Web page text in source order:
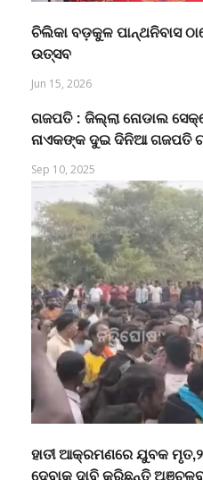
ଚିଲିକା ବଡ଼କୁଳ ପାନ୍ଥନିବାସ
ଉତ୍ସବ
Jun 15, 2026
ଗଜପତି : ଜିଲ୍ଲା ନୋଡାଲ
ନାଏକଙ୍କ ଦୁଇ ଦିନିଆ ଗଜପତି
Sep 10, 2025
ହାତୀ ଆକ୍ରମଣରେ ଯୁବକ
ଦେବାକୁ ଦାବି କରିଛନ୍ତି